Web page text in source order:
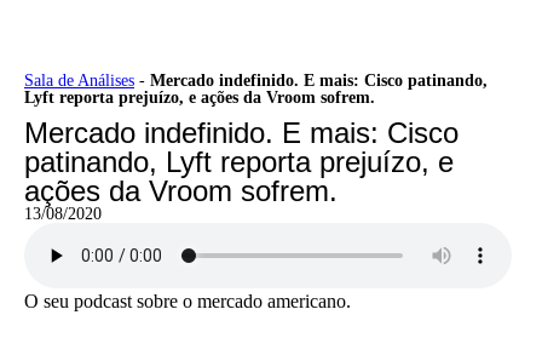
Ir
para
o
conteúdo
Sala de Análises - Mercado indefinido. E mais: Cisco patinando,
Lyft reporta prejuízo, e ações da Vroom sofrem.
Mercado indefinido. E mais: Cisco
patinando, Lyft reporta prejuízo, e
ações da Vroom sofrem.
13/08/2020
O seu podcast sobre o mercado americano.